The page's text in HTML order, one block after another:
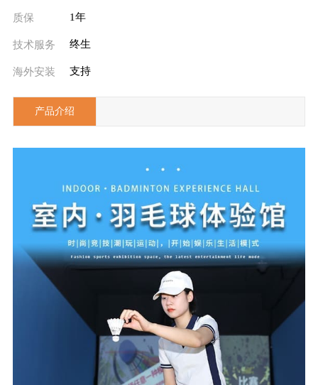
质保 1年
技术服务 终生
海外安装 支持
产品介绍